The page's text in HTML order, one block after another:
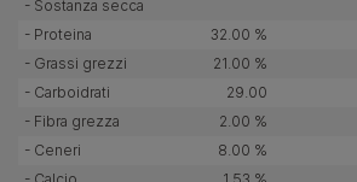
- Sostanza secca
- Proteina
32.00 %
- Grassi grezzi
21.00 %
- Carboidrati
29.00
- Fibra grezza
2.00 %
- Ceneri
8.00 %